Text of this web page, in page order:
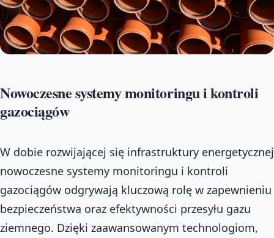
Nowoczesne systemy monitoringu i kontroli
gazociągów
W dobie rozwijającej się infrastruktury energetycznej
nowoczesne systemy monitoringu i kontroli
gazociągów odgrywają kluczową rolę w zapewnieniu
bezpieczeństwa oraz efektywności przesyłu gazu
ziemnego. Dzięki zaawansowanym technologiom,